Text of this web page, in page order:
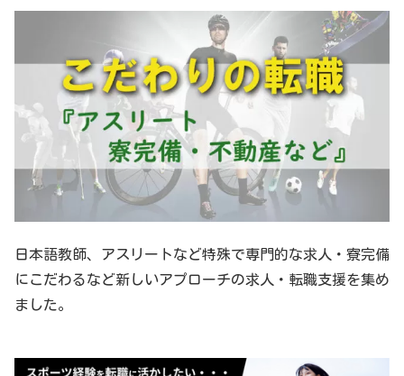
日本語教師、アスリートなど特殊で専門的な求人・寮完備
にこだわるなど新しいアプローチの求人・転職支援を集め
ました。